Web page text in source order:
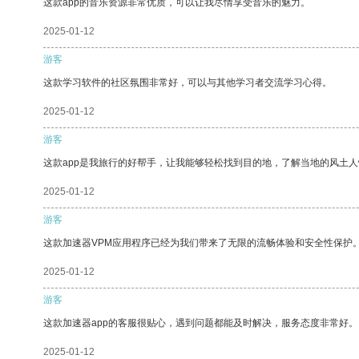
这款app的音乐资源非常优质，可以让我尽情享受音乐的魅力。
2025-01-12
游客
这款学习软件的社区氛围非常好，可以与其他学习者交流学习心得。
2025-01-12
游客
这款app是我旅行的好帮手，让我能够轻松找到目的地，了解当地的风土
2025-01-12
游客
这款加速器VPM应用程序已经为我们带来了无限的流畅体验和安全性保护
2025-01-12
游客
这款加速器app的客服很贴心，遇到问题都能及时解决，服务态度非常好。
2025-01-12